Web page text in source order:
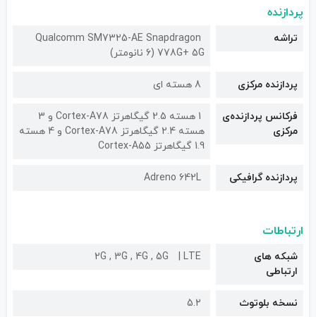
پردازنده
تراشه
Qualcomm SM7325-AE Snapdragon
778G+ 5G (6 نانومتر)
پردازنده مرکزی 8 هسته ای
فرکانس پردازنده‌ی
مرکزی
1 هسته 2.5 گیگاهرتز Cortex-A78 و 3
هسته 2.4 گیگاهرتز Cortex-A78 و 4 هسته
1.9 گیگاهرتز Cortex-A55
پردازنده گرافیکی Adreno 642L
ارتباطات
شبکه های
ارتباطی
2G , 3G , 4G , 5G LTE
نسخه بلوتوث 5.2